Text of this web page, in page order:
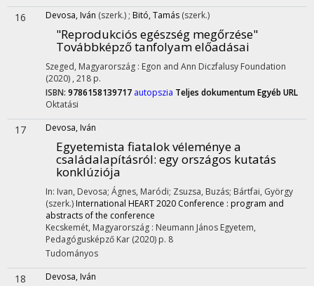
16 Devosa, Iván (szerk.) ; Bitó, Tamás (szerk.)
"Reprodukciós egészség megőrzése"
Továbbképző tanfolyam előadásai
Szeged, Magyarország : Egon and Ann Diczfalusy Foundation
(2020) , 218 p.
ISBN: 9786158139717 autopszia Teljes dokumentumEgyéb URL
Oktatási
17 Devosa, Iván
Egyetemista fiatalok véleménye a
családalapításról: egy országos kutatás
konklúziója
In: Ivan, Devosa; Ágnes, Maródi; Zsuzsa, Buzás; Bártfai, György
(szerk.) International HEART 2020 Conference : program and
abstracts of the conference
Kecskemét, Magyarország : Neumann János Egyetem,
Pedagógusképző Kar (2020) p. 8
Tudományos
18 Devosa, Iván